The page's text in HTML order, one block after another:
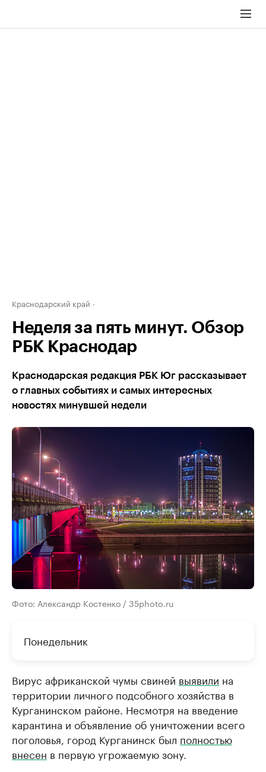
Краснодарский край
Неделя за пять минут. Обзор
РБК Краснодар
Краснодарская редакция РБК Юг рассказывает
о главных событиях и самых интересных
новостях минувшей недели
Фото: Александр Костенко / 35photo.ru
Понедельник
Вирус африканской чумы свиней выявили на
территории личного подсобного хозяйства в
Курганинском районе. Несмотря на введение
карантина и объявление об уничтожении всего
поголовья, город Курганинск был полностью
внесен в первую угрожаемую зону.